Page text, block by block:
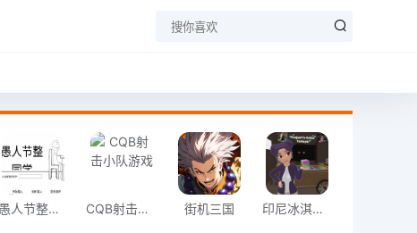
愚人节整同学 CQB射击小队游戏 街机三国 印尼冰淇淋店模拟器